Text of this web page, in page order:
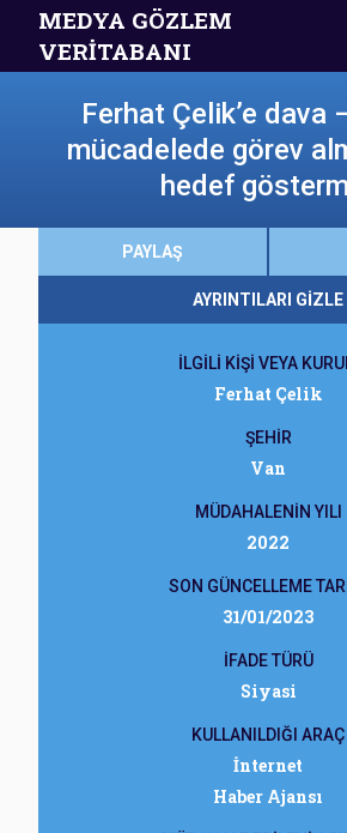
MEDYA GÖZLEM
VERİTABANI
Ferhat Çelik’e dava
mücadelede görev
hedef
PAYLAŞ
AYRINTILARI GİZLE
İLGİLİ KİŞİ VEYA
Ferhat Çelik
ŞEHİR
Van
MÜDAHALENİN YILI
2022
SON GÜNCELLEME
31/01/2023
İFADE TÜRÜ
Siyasi
KULLANILDIĞI ARAÇ
İnternet
Haber Ajansı